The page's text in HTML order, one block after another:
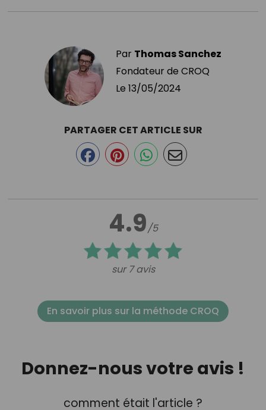
Par Thomas Sanchez
Fondateur de CROQ
Le 13/05/2024
4.9/5
sur 7 avis
PARTAGER CET ARTICLE SUR
En savoir plus sur la méthode CROQ
Donnez-nous votre avis !
comment était l'article ?